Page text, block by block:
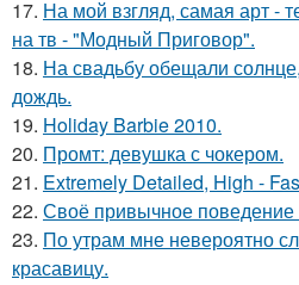
17. На мой взгляд, самая арт -
на тв - "Модный Приговор".
18. На свадьбу обещали
дождь.
19. Holiday Barbie 2010.
20. Промт: девушка с чокером.
21. Extremely Detailed, High -
22. Своё привычное поведение
23. По утрам мне невероятно
красавицу.